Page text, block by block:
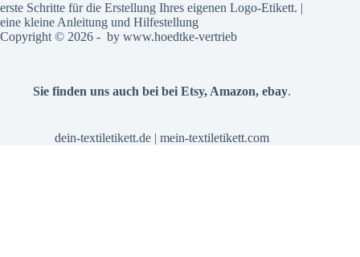
erste Schritte für die Erstellung Ihres eigenen Logo-Etikett. |
eine kleine Anleitung und Hilfestellung
Copyright © 2026 - by www.hoedtke-vertrieb
Sie finden uns auch bei beiEtsy, Amazon,ebay.
dein-textiletikett.de |mein-textiletikett.com